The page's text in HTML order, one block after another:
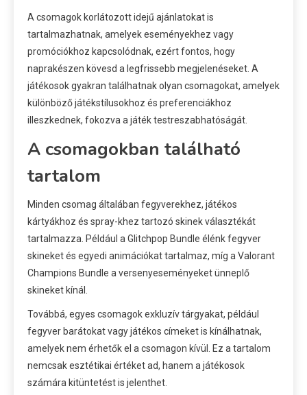
A csomagok korlátozott idejű ajánlatokat is
tartalmazhatnak, amelyek eseményekhez vagy
promóciókhoz kapcsolódnak, ezért fontos, hogy
naprakészen kövesd a legfrissebb megjelenéseket. A
játékosok gyakran találhatnak olyan csomagokat, amelyek
különböző játékstílusokhoz és preferenciákhoz
illeszkednek, fokozva a játék testreszabhatóságát.
A csomagokban található
tartalom
Minden csomag általában fegyverekhez, játékos
kártyákhoz és spray-khez tartozó skinek választékát
tartalmazza. Például a Glitchpop Bundle élénk fegyver
skineket és egyedi animációkat tartalmaz, míg a Valorant
Champions Bundle a versenyeseményeket ünneplő
skineket kínál.
Továbbá, egyes csomagok exkluzív tárgyakat, például
fegyver barátokat vagy játékos címeket is kínálhatnak,
amelyek nem érhetők el a csomagon kívül. Ez a tartalom
nemcsak esztétikai értéket ad, hanem a játékosok
számára kitüntetést is jelenthet.